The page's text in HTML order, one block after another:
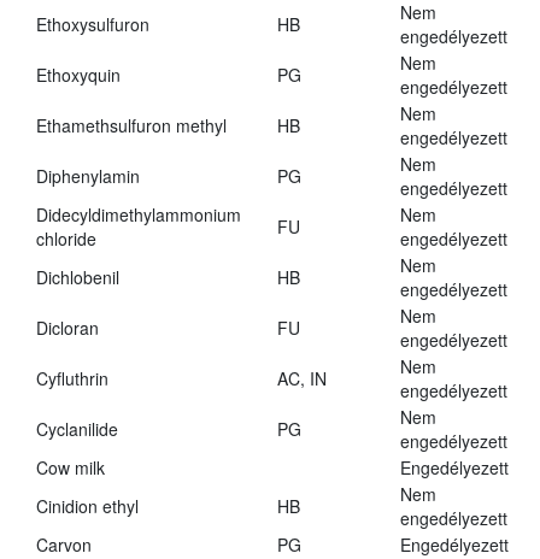
Ethoxysulfuron
HB
Nem
engedélyezett
Ethoxyquin
PG
Nem
engedélyezett
Ethamethsulfuron methyl
HB
Nem
engedélyezett
Diphenylamin
PG
Nem
engedélyezett
Didecyldimethylammonium
chloride
FU
Nem
engedélyezett
Dichlobenil
HB
Nem
engedélyezett
Dicloran
FU
Nem
engedélyezett
Cyfluthrin
AC, IN
Nem
engedélyezett
Cyclanilide
PG
Nem
engedélyezett
Cow milk
Engedélyezett
Cinidion ethyl
HB
Nem
engedélyezett
Carvon
PG Engedélyezett